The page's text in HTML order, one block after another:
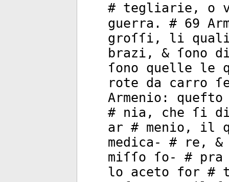
# tegliarie, o
guerra. # 69
groſſi, li quali
brazi, & ſono
ſono quelle le
rote da carro
Armenio:
# nia, che ſi
ar # menio, il
medica- # re,
miſſo ſo- #
lo aceto for #